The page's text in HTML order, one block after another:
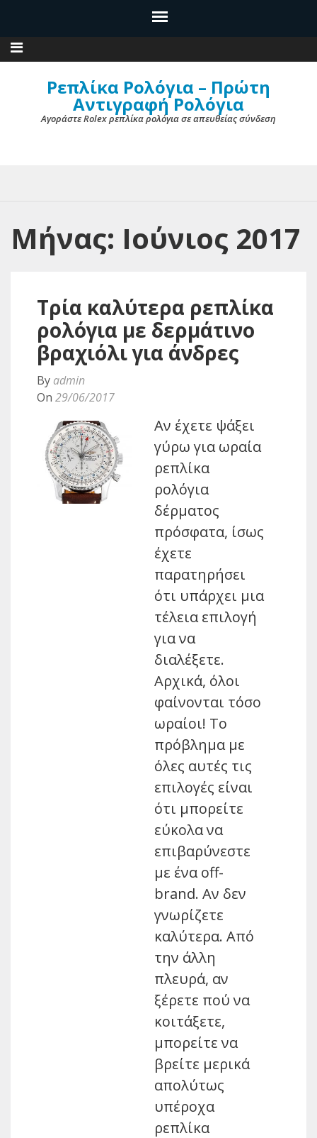
Ρεπλίκα Ρολόγια – Πρώτη
Αντιγραφή Ρολόγια
Αγοράστε Rolex ρεπλίκα ρολόγια σε απευθείας σύνδεση
Μήνας: Ιούνιος 2017
Τρία καλύτερα ρεπλίκα
ρολόγια με δερμάτινο
βραχιόλι για άνδρες
By admin
On 29/06/2017
Αν έχετε ψάξει
γύρω για ωραία
ρεπλίκα
ρολόγια
δέρματος
πρόσφατα, ίσως
έχετε
παρατηρήσει
ότι υπάρχει μια
τέλεια επιλογή
για να
διαλέξετε.
Αρχικά, όλοι
φαίνονται τόσο
ωραίοι! Το
πρόβλημα με
όλες αυτές τις
επιλογές είναι
ότι μπορείτε
εύκολα να
επιβαρύνεστε
με ένα off-
brand. Αν δεν
γνωρίζετε
καλύτερα. Από
την άλλη
πλευρά, αν
ξέρετε πού να
κοιτάξετε,
μπορείτε να
βρείτε μερικά
απολύτως
υπέροχα
ρεπλίκα